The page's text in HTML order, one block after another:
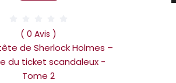
( 0 Avis )
de Sherlock Holmes –
du ticket scandaleux -
Tome 2